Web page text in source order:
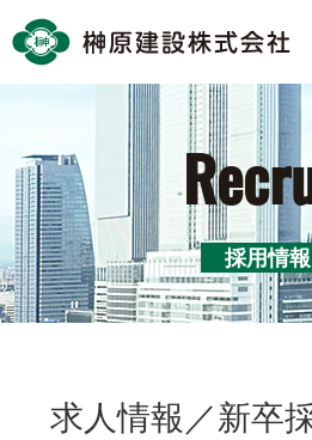
採用情報
求人情報／新卒